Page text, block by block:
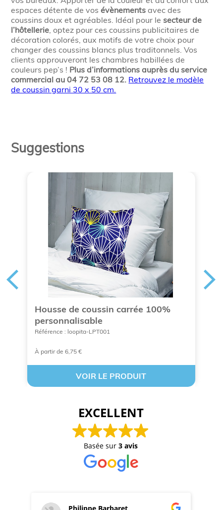
espaces détente de vosévènements avec des
coussins doux et agréables. Idéal pour le secteur de
l’hôtellerie, optez pour ces coussins publicitaires de
décoration colorés, aux motifs de votre choix pour
changer des coussins blancs plus traditonnels. Vos
clients approuveront les chambres habillées de
couleurs pep’s ! Plus d’informations auprès du service
commercial au 04 72 53 08 12. Retrouvez le modèle
de coussin garni 30 x 50 cm.
Suggestions
Housse de coussin carrée 100%
personnalisable
Référence : loopita-LPT001
À partir de 6,75 €
VOIR LE PRODUIT
EXCELLENT
Basée sur3 avis